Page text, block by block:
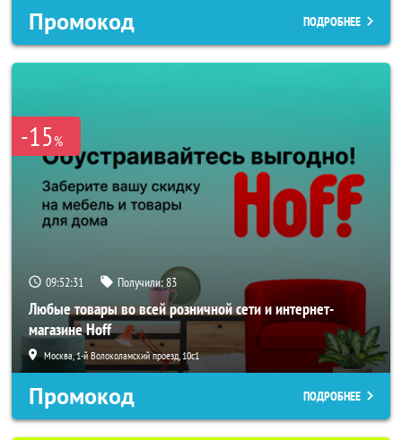
Промокод ПОДРОБНЕЕ
-15%
09:52:29 Получили:83
Любые товары во всей розничной сети и интернет-
магазине Hoff
Москва, 1-й Волоколамский проезд, 10с1
Промокод ПОДРОБНЕЕ